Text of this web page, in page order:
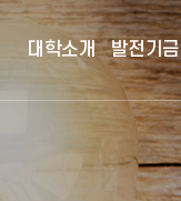
대학소개 발전기금